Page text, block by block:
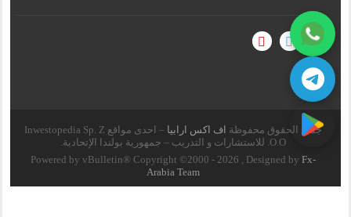
جميع الحقوق محفوظة اف اكس ارابيا
– احدى مواقع Inwestopedia Sp. Z
O.O. للاستشارات و التدريب – جمهورية بولندا الإتحادية.
Powered by vBulletin® Copyright ©2000 - 2026 , Designed byFx-
Arabia Team